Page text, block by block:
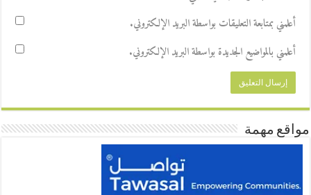
أعلمني بمتابعة التعليقات بواسطة البريد الإلكتروني.
أعلمني بالمواضيع الجديدة بواسطة البريد الإلكتروني.
مواقع مهمة